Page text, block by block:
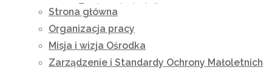
Strona główna
Organizacja pracy
Misja i wizja Ośrodka
Zarządzenie i Standardy Ochrony Małoletnich
Ta piosenka jest dla mamy,
Nasze mamy uwielbiamy